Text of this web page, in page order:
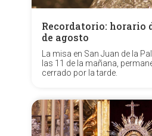
Recordatorio: horario
de agosto
La misa en San Juan de la
las 11 de la mañana,
cerrado por la tarde.